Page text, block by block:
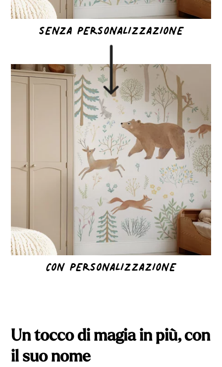
SENZA PERSONALIZZAZIONE
CON PERSONALIZZAZIONE
Un tocco di magia in più,con
il suo nome